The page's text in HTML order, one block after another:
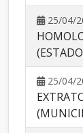
25/04/
25/04/